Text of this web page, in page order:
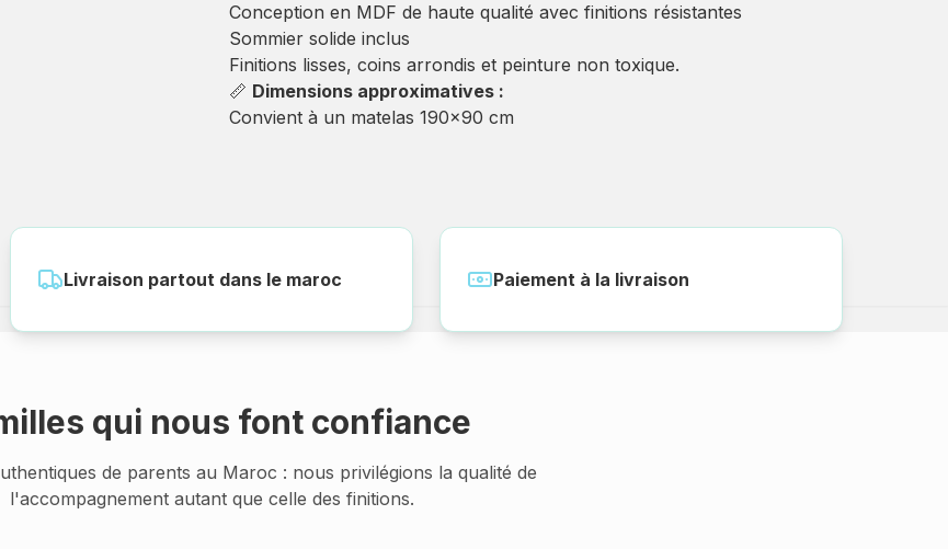
Conception en MDF de haute qualité avec finitions résistantes
Sommier solide inclus
Finitions lisses, coins arrondis et peinture non toxique.
📏 Dimensions approximatives :
Convient à un matelas 190x90 cm
Livraison partout dans le maroc Paiement à la livraison
qui nous font confiance
de parents au Maroc : nous privilégions la qualité de
l'accompagnement autant que celle des finitions.